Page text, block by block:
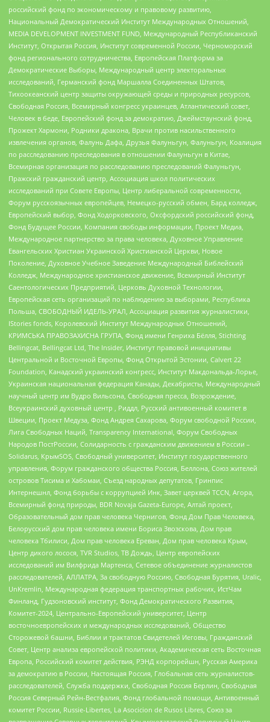
российский фонд по экономическому и правовому развитию,
Национальный Демократический Институт Международных Отношений,
MEDIA DEVELOPMENT INVESTMENT FUND, Международный Республиканский
Институт, Открытая Россия, Институт современной России, Черноморский
фонд регионального сотрудничества, Европейская Платформа за
Демократические Выборы, Международный центр электоральных
исследований, Германский фонд Маршалла Соединенных Штатов,
Тихоокеанский центр защиты окружающей среды и природных ресурсов,
Свободная Россия, Всемирный конгресс украинцев, Атлантический совет,
Человек в беде, Европейский фонд за демократию, Джеймстаунский фонд,
Прожект Хармони, Родники дракона, Врачи против насильственного
извлечения органов, Фалунь Дафа, Друзья Фалуньгун, Фалуньгун, Коалиция
по расследованию преследования в отношении Фалуньгун в Китае,
Всемирная организация по расследованию преследований Фалуньгун,
Пражский гражданский центр, Ассоциация школ политических
исследований при Совете Европы, Центр либеральной современности,
Форум русскоязычных европейцев, Немецко-русский обмен, Бард колледж,
Европейский выбор, Фонд Ходорковского, Оксфордский российский фонд,
Фонд Будущее России, Компания свободы информации, Проект Медиа,
Международное партнерство за права человека, Духовное Управление
Евангельских Христиан Украинской Христианской Церкви, Новое
Поколение, Духовное Учебное Заведение Международный Библейский
Колледж, Международное христианское движение, Всемирный Институт
Саентологических Предприятий, Церковь Духовной Технологии,
Европейская сеть организаций по наблюдению за выборами, Республика
Польша, СВОБОДНЫЙ ИДЕЛЬ-УРАЛ, Ассоциация развития журналистики,
IStories fonds, Королевский Институт Международных Отношений,
КРИМСЬКА ПРАВОЗАХИСНА ГРУПА, Фонд имени Генриха Бёлля, Stichting
Bellingcat, Bellingcat Ltd, The Insider, Институт правовой инициативы
Центральной и Восточной Европы, Фонд Открытой Эстонии, Calvert 22
Foundation, Канадский украинский конгресс, Институт Макдональда-Лорье,
Украинская национальная федерация Канады, Декабристы, Международный
научный центр им Вудро Вильсона, Свободная пресса, Возрождение,
Всеукраинский духовный центр , Риддл, Русский антивоенный комитет в
Швеции, Проект Медуза, Фонд Андрея Сахарова, Форум свободной России,
Лига Свободных Наций, Transparеncy International, Форум Свободных
Народов ПостРоссии, Солидарность с гражданским движением в России –
Solidarus, КрымSOS, Свободный университет, Институт государственного
управления, Форум гражданского общества Россия, Беллона, Союз жителей
островов Тисима и Хабомаи, Съезд народных депутатов, Гринпис
Интернешнл, Фонд борьбы с коррупцией Инк, Завет церквей TCCN, Агора,
Всемирный фонд природы, BDR Novaja Gazeta-Europe, Алтай проект,
Образовательный дом прав человека Чернигов, Фонд Дом Прав Человека,
Белорусский дом прав человека имени Бориса Звозскова, Дом прав
человека Тбилиси, Дом прав человека Ереван, Дом прав человека Крым,
Центр дикого лосося, TVR Studios, ТВ Дождь, Центр европейских
исследований им Вилфрида Мартенса, Сетевое объединение журналистов
расследователей, АЛЛАТРА, За свободную Россию, Свободная Бурятия, Uralic,
UnKremlin, Международная федерация транспортных рабочих, ИстЧам
Финланд, Гудзоновский институт, Фонд Демократического Развития,
Комитет-2024, Центрально-Европейский университет, Центр
восточноевропейских и международных исследований, Общество
Сторожевой башни, Библии и трактатов Свидетелей Иеговы, Гражданский
Совет, Центр анализа европейской политики, Академическая сеть Восточная
Европа, Российский комитет действия, РЭНД корпорейшн, Русская Америка
за демократию в России, Настоящая Россия, Глобальная сеть журналистов-
расследователей, Служба поддержки, Свободная Россия Берлин, Свободная
Россия Северный Рейн-Вестфалия, Фонд глобальной помощи, Антивоенный
комитет России, Russie-Libertes, La Asocicion de Rusos Libres, Союз за